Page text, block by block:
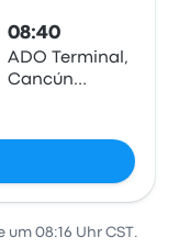
08:40
ADO Terminal,
Cancún
08:16 Uhr CST.